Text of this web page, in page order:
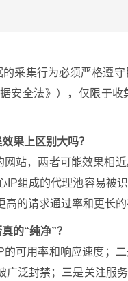
采集行为必须严格遵
安全法》），仅限于
果上区别大吗？
站，两者可能效果相
IP组成的代理池容易被
的请求通过率和更长
的“纯净”？
可用率和响应速度；
广泛封禁；三是关注服